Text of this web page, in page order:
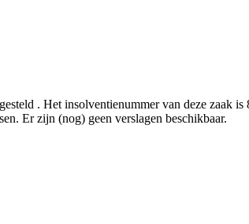
. Het insolventienummer van deze zaak
Er zijn (nog) geen verslagen beschikbaar.